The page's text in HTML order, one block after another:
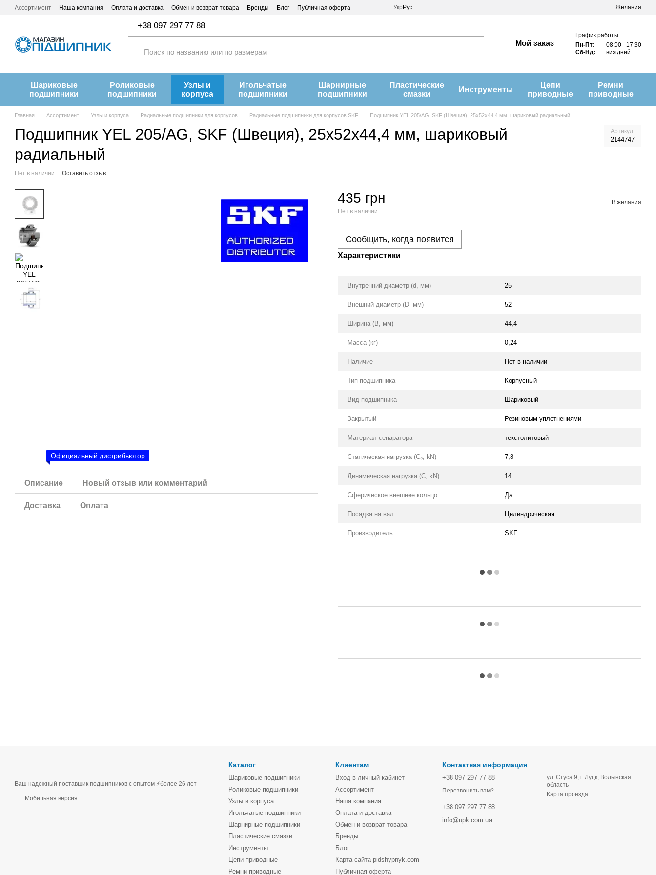
Перейти к основному контенту
Ассортимент Наша компания Оплата и доставка Обмен и возврат товара Бренды Блог Публичная оферта Укр Рус Желания
+38 097 297 77 88
Мой заказ
График работы:
Пн-Пт:
08:00 - 17:30
Сб-Нд:
вихідний
Шариковые
подшипники
Роликовые
подшипники
Узлы и
корпуса
Игольчатые
подшипники
Шарнирные
подшипники
Пластические
смазки
Инструменты
Цепи
приводные
Ремни
приводные
Главная Ассортимент Узлы и корпуса Радиальные подшипники для корпусов Радиальные подшипники для корпусов SKF Подшипник YEL 205/AG, SKF (Швеция), 25х52х44,4 мм, шариковый радиальный
Подшипник YEL 205/AG, SKF (Швеция), 25х52х44,4 мм, шариковый
радиальный
Артикул
2144747
Нет в наличии Оставить отзыв
Официальный дистрибьютор
Описание Новый отзыв или комментарий
Доставка Оплата
435 грн
Нет в наличии
В желания
Сообщить, когда появится
Характеристики
Внутренний диаметр (d, мм) 25
Внешний диаметр (D, мм) 52
Ширина (B, мм) 44,4
Масса (кг) 0,24
Наличие Нет в наличии
Тип подшипника Корпусный
Вид подшипника Шариковый
Закрытый Резиновым уплотнениями
Материал сепаратора текстолитовый
Статическая нагрузка (С₀, kN) 7,8
Динамическая нагрузка (С, kN) 14
Сферическое внешнее кольцо Да
Посадка на вал Цилиндрическая
Производитель SKF
Ваш надежный поставщик подшипников с опытом ⚡более 26 лет
Мобильная версия
Каталог
Шариковые подшипники
Роликовые подшипники
Узлы и корпуса
Игольчатые подшипники
Шарнирные подшипники
Пластические смазки
Инструменты
Цепи приводные
Ремни приводные
Клиентам
Вход в личный кабинет
Ассортимент
Наша компания
Оплата и доставка
Обмен и возврат товара
Бренды
Блог
Карта сайта pidshypnyk.com
Публичная оферта
Контактная информация
+38 097 297 77 88
Перезвонить вам?
+38 097 297 77 88
info@upk.com.ua
ул. Стуса 9, г. Луцк, Волынская
область
Карта проезда